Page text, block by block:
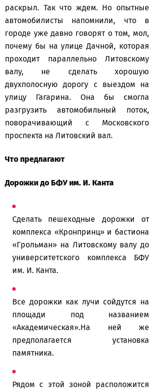
раскрыл. Так что ждем. Но опытные
автомобилисты напомнили, что в
городе уже давно говорят о том, мол,
почему бы на улице Дачной, которая
проходит параллельно Литовскому
валу, не сделать хорошую
двухполосную дорогу с выездом на
улицу Гагарина. Она бы смогла
разгрузить автомобильный поток,
поворачивающий с Московского
проспекта на Литовский вал.
Что предлагают
Дорожки до БФУ им. И. Канта
Сделать пешеходные дорожки от
комплекса «Кронпринц» и бастиона
«Грольман» на Литовскому валу до
университетского комплекса БФУ
им. И. Канта.
Все дорожки как лучи сойдутся на
площади под названием
«Академическая».На ней же
предполагается установка
памятника.
Рядом с этой зоной расположится